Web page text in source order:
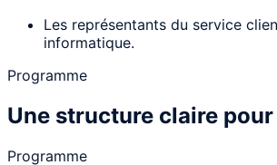
Les représentants du service
informatique.
Programme
Une structure claire pour
Programme